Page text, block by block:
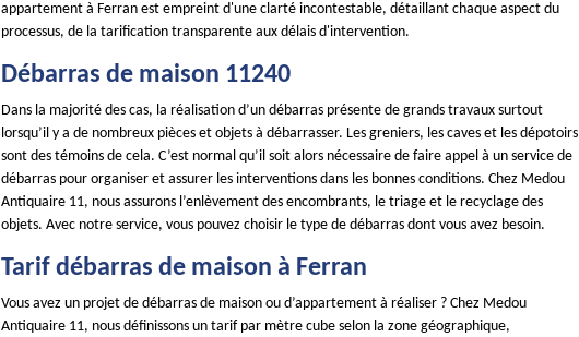
appartement à Ferran est empreint d'une clarté incontestable, détaillant chaque aspect du
processus, de la tarification transparente aux délais d'intervention.
Débarras de maison 11240
Dans la majorité des cas, la réalisation d’un débarras présente de grands travaux surtout
lorsqu’il y a de nombreux pièces et objets à débarrasser. Les greniers, les caves et les dépotoirs
sont des témoins de cela. C’est normal qu’il soit alors nécessaire de faire appel à un service de
débarras pour organiser et assurer les interventions dans les bonnes conditions. Chez Medou
Antiquaire 11, nous assurons l’enlèvement des encombrants, le triage et le recyclage des
objets. Avec notre service, vous pouvez choisir le type de débarras dont vous avez besoin.
Tarif débarras de maison à Ferran
Vous avez un projet de débarras de maison ou d’appartement à réaliser ? Chez Medou
Antiquaire 11, nous définissons un tarif par mètre cube selon la zone géographique,